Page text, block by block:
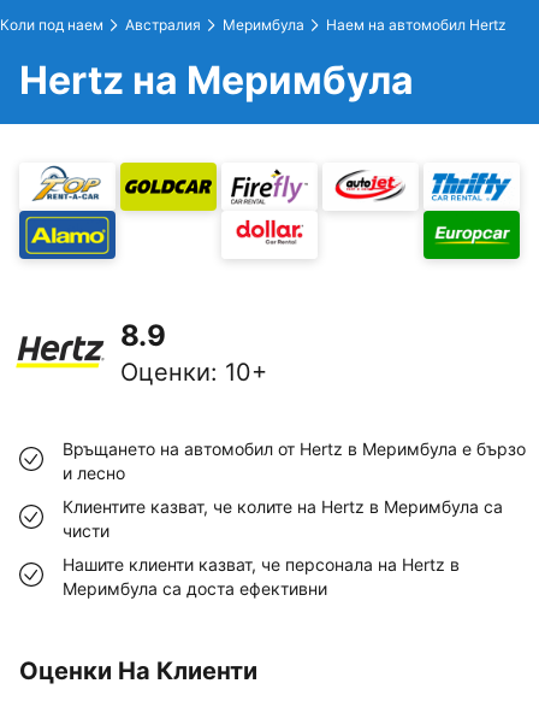
Коли под наем Австралия Меримбула Наем на автомобил Hertz
Hertz на Меримбула
8.9
Оценки: 10+
Връщането на автомобил от Hertz в Меримбула е бързо
и лесно
Клиентите казват, че колите на Hertz в Меримбула са
чисти
Нашите клиенти казват, че персонала на Hertz в
Меримбула са доста ефективни
Оценки На Клиенти